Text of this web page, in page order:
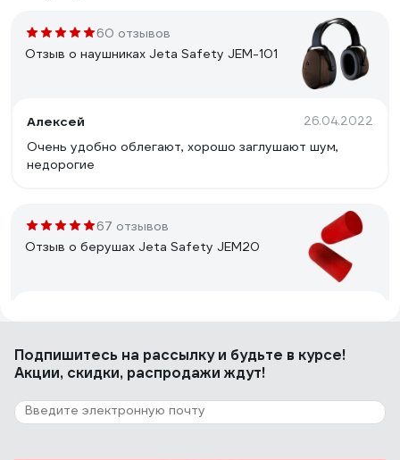
60 отзывов
Отзыв о наушниках Jeta Safety JEM-101
Алексей 26.04.2022
Очень удобно облегают, хорошо заглушают шум,
недорогие
67 отзывов
Отзыв о берушах Jeta Safety JEM20
182 отзыва
Отзыв о наушниках Jeta Safety Sonus Max
Подпишитесь на рассылкуи будьте в курсе!
Акции, скидки, распродажи ждут!